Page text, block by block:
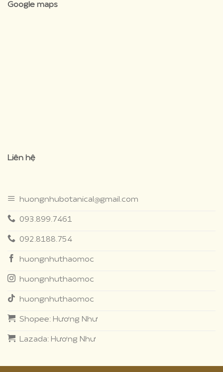
Google maps
themes
Liên hệ
huongnhubotanical@gmail.com
093.899.7461
092.8188.754
huongnhuthaomoc
huongnhuthaomoc
huongnhuthaomoc
Shopee: Hương Như
Lazada: Hương Như